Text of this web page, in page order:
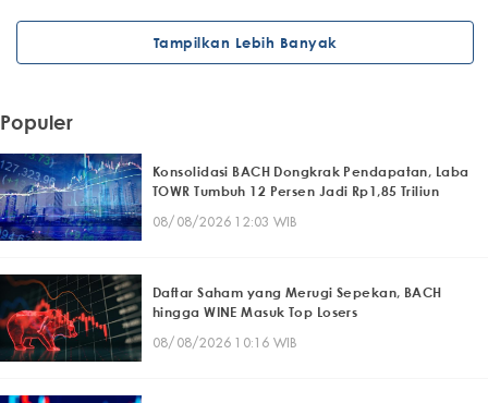
Tampilkan Lebih Banyak
Populer
Konsolidasi BACH Dongkrak Pendapatan, Laba
TOWR Tumbuh 12 Persen Jadi Rp1,85 Triliun
08/08/2026 12:03 WIB
Daftar Saham yang Merugi Sepekan, BACH
hingga WINE Masuk Top Losers
08/08/2026 10:16 WIB